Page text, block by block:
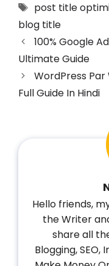
post title
blog title
100% Google
Ultimate Guide
WordPress
Full Guide In Hindi
Hello friends,
the Writer
share all
Blogging, SEO,